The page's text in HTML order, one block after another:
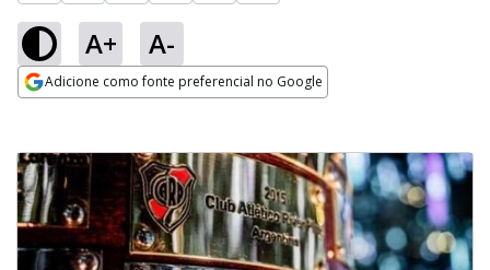
A+ A-
Adicione como fonte preferencial no Google